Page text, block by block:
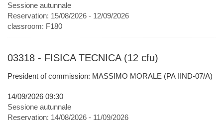
Sessione autunnale
Reservation: 15/08/2026 - 12/09/2026
classroom: F180
03318 - FISICA TECNICA (12 cfu)
President of commission: MASSIMO MORALE (PA IIND-07/A)
14/09/2026 09:30
Sessione autunnale
Reservation: 14/08/2026 - 11/09/2026